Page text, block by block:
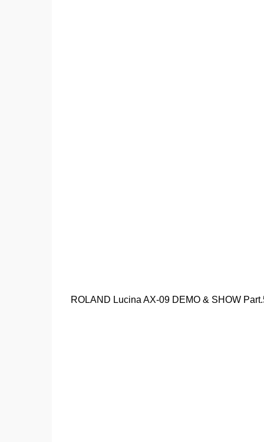
ROLAND Lucina AX-09 DEMO & SHOW